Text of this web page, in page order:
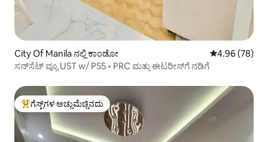
City Of Manila ನಲ್ಲಿ ಕಾಂಡೋ 5 ರಲ್ಲಿ 4.96
4.96 (78)
ಸನ್‌ಸೆಟ್ ವ್ಯೂ UST w/ PS5 • PRC ಮತ್ತು ಈಟರೀಸ್‌ಗೆ ನಡಿಗೆ
ಗೆಸ್ಟ್‌ಗಳಿಗೆ ಅತಿ ಹೆಚ್ಚು ಅಚ್ಚುಮೆಚ್ಚಿನದು
ಗೆಸ್ಟ್‌ಗಳ ಅಚ್ಚುಮೆಚ್ಚಿನದು